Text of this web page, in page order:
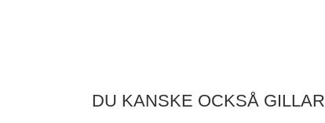
DU KANSKE OCKSÅ GILLAR